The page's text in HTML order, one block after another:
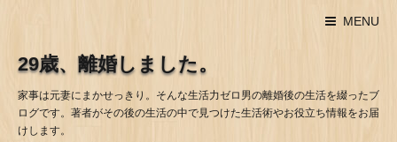
MENU
29歳、離婚しました。
家事は元妻にまかせっきり。そんな生活力ゼロ男の離婚後の生活を綴ったブ
ログです。著者がその後の生活の中で見つけた生活術やお役立ち情報をお届
けします。